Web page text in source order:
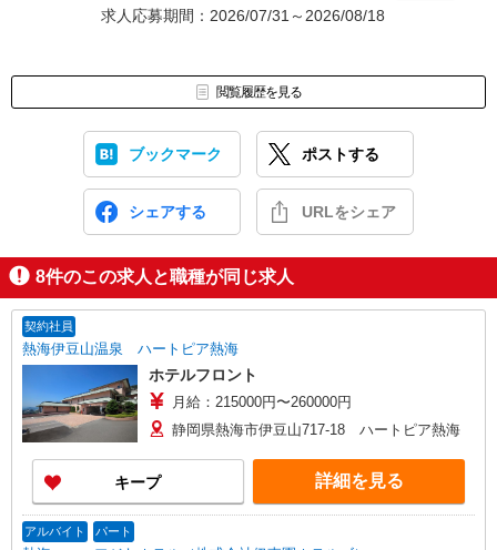
求人応募期間：2026/07/31～2026/08/18
閲覧履歴を見る
ブックマーク ポストする
シェアする URLをシェア
8件のこの求人と職種が同じ求人
契約社員
熱海伊豆山温泉 ハートピア熱海
ホテルフロント
月給：215000円〜260000円
静岡県熱海市伊豆山717-18 ハートピア熱海
キープ 詳細を見る
アルバイト パート